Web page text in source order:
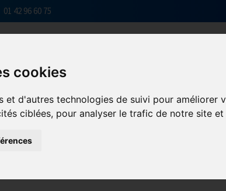
cookies
et d'autres technologies de suivi pour
ciblées, pour analyser le trafic de notre site
01 42 96 60 75